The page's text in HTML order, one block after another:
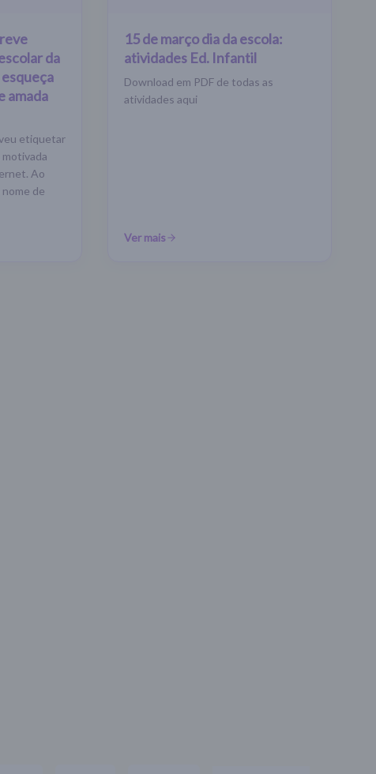
da
amada
etiquetar
motivada
Ao
de
15 de março dia da escola:
atividades Ed. Infantil
Download em PDF de todas as
atividades aqui
Ver mais